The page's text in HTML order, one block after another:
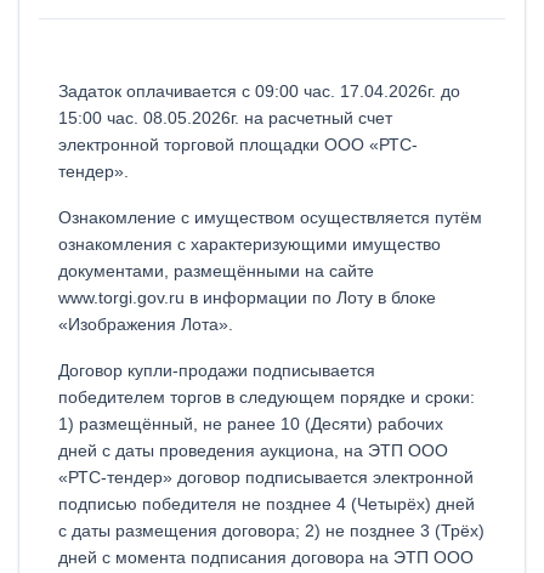
Задаток оплачивается с 09:00 час. 17.04.2026г. до
15:00 час. 08.05.2026г. на расчетный счет
электронной торговой площадки ООО «РТС-
тендер».
Ознакомление с имуществом осуществляется путём
ознакомления с характеризующими имущество
документами, размещёнными на сайте
www.torgi.gov.ru в информации по Лоту в блоке
«Изображения Лота».
Договор купли-продажи подписывается
победителем торгов в следующем порядке и сроки:
1) размещённый, не ранее 10 (Десяти) рабочих
дней с даты проведения аукциона, на ЭТП ООО
«РТС-тендер» договор подписывается электронной
подписью победителя не позднее 4 (Четырёх) дней
с даты размещения договора; 2) не позднее 3 (Трёх)
дней с момента подписания договора на ЭТП ООО